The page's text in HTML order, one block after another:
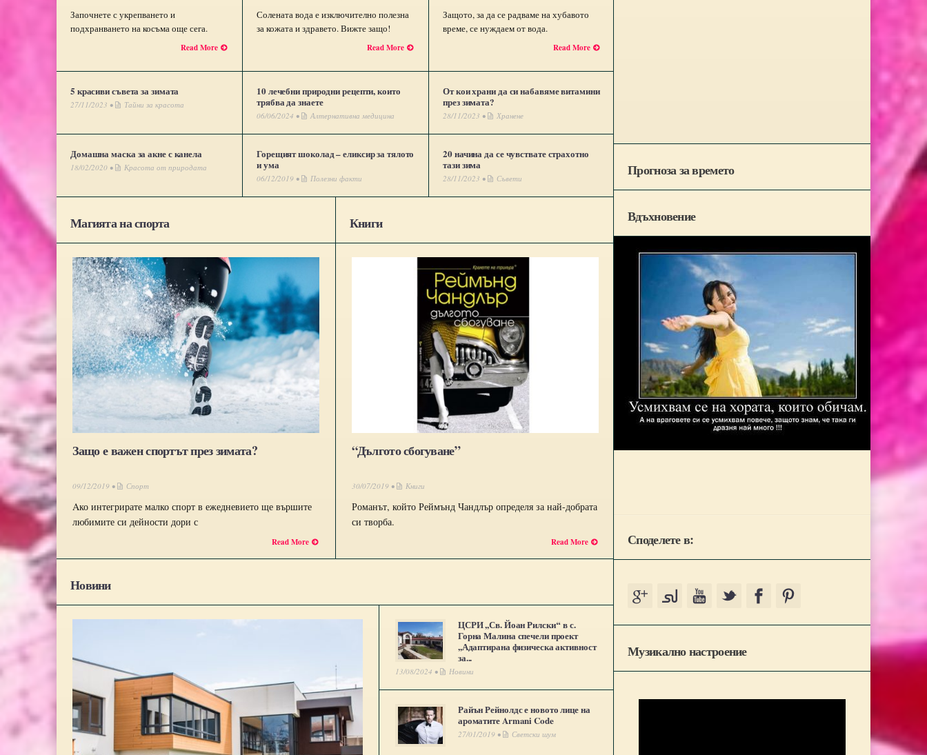
Започнете с укрепването и
подхранването на косъма още сега.
Read More
5 красиви съвета за зимата
27/11/2023 • Тайни за красота
Домашна маска за акне с канела
18/02/2020 • Красота от природата
Солената вода е изключително полезна
за кожата и здравето. Вижте защо!
Read More
10 лечебни природни рецепти, които
трябва да знаете
06/06/2024 • Алтернативна медицина
Горещият шоколад – еликсир за тялото
и ума
06/12/2019 • Полезни факти
Защото, за да се радваме на хубавото
време, се нуждаем от вода.
Read More
От кои храни да си набавяме витамини
през зимата?
28/11/2023 • Хранене
20 начина да се чувствате страхотно
тази зима
28/11/2023 • Съвети
Магията на спорта
Защо е важен спортът през зимата?
09/12/2019 • Спорт
Aко интегрирате малко спорт в ежедневието ще вършите
любимите си дейности дори с
Read More
Книги
“Дългото сбогуване”
30/07/2019 • Книги
Романът, който Реймънд Чандлър определя за най-добрата
си творба.
Read More
Новини
ЦСРИ ,,Св. Йоан Рилски‘‘ в с.
Горна Малина спечели проект
,,Адаптирана физическа активност
за...
13/08/2024 • Новини
Райън Рейнолдс е новото лице на
ароматите Armani Code
27/01/2019 • Светски шум
Прогноза за времето
Вдъхновение
Споделете в:
Музикално настроение